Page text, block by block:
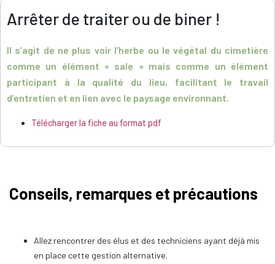
Arrêter de traiter ou de biner !
Il s’agit de ne plus voir l’herbe ou le végétal du cimetière
comme un élément « sale » mais comme un élément
participant à la qualité du lieu, facilitant le travail
d’entretien et en lien avec le paysage environnant.
Télécharger la fiche au format pdf
Conseils, remarques et précautions
Allez rencontrer des élus et des techniciens ayant déjà mis
en place cette gestion alternative.